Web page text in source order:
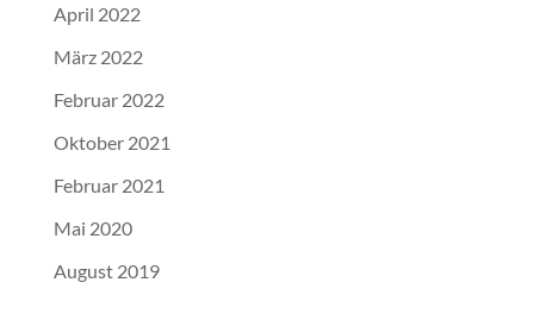
April 2022
März 2022
Februar 2022
Oktober 2021
Februar 2021
Mai 2020
August 2019